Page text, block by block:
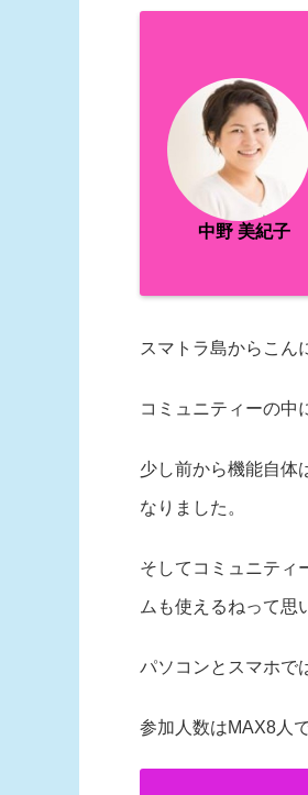
中野 美紀子
スマトラ島からこん
コミュニティーの中
少し前から機能自体
なりました。
そしてコミュニティ
ムも使えるねって思
パソコンとスマホで
参加人数はMAX8人